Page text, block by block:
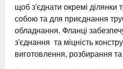
щоб з'єднати окремі ділянки
собою та для приєднання
обладнання. Фланці
з'єднання та міцність
виготовлення, розбирання